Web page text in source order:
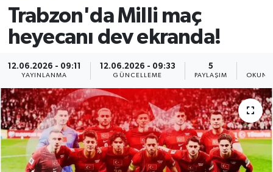
Trabzon'da Milli maç
heyecanı dev ekranda!
12.06.2026 - 09:11
YAYINLANMA
12.06.2026 - 09:33
GÜNCELLEME
5
PAYLAŞIM
SİYASET
Süper Lig Puan Durumu ve Fikstür
Son Dakika Haberleri
Haber Arşivi